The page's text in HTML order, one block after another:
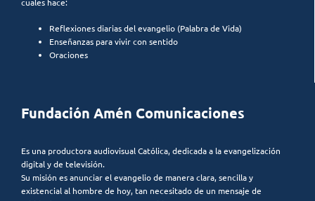
cuales hace:
Reflexiones diarias del evangelio (Palabra de Vida)
Enseñanzas para vivir con sentido
Oraciones
Fundación Amén Comunicaciones
Es una productora audiovisual Católica, dedicada a la evangelización
digital y de televisión.
Su misión es anunciar el evangelio de manera clara, sencilla y
existencial al hombre de hoy, tan necesitado de un mensaje de